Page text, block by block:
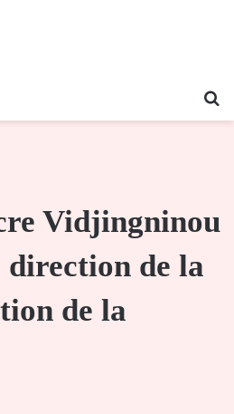
Vidjingninou
direction de la
de la